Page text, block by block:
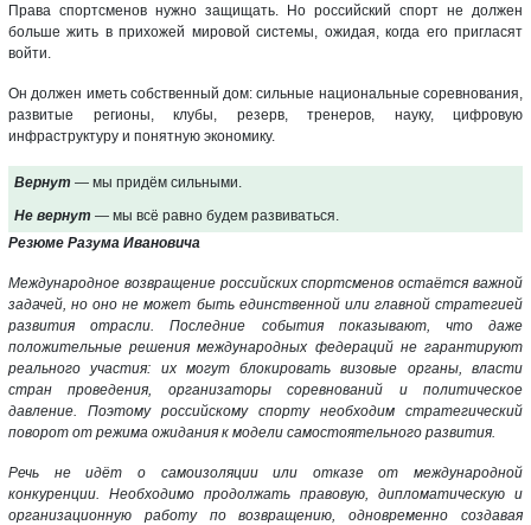
Права спортсменов нужно защищать. Но российский спорт не должен
больше жить в прихожей мировой системы, ожидая, когда его пригласят
войти.
Он должен иметь собственный дом: сильные национальные соревнования,
развитые регионы, клубы, резерв, тренеров, науку, цифровую
инфраструктуру и понятную экономику.
Вернут — мы придём сильными.
Не вернут — мы всё равно будем развиваться.
Резюме Разума Ивановича
Международное возвращение российских спортсменов остаётся важной
задачей, но оно не может быть единственной или главной стратегией
развития отрасли. Последние события показывают, что даже
положительные решения международных федераций не гарантируют
реального участия: их могут блокировать визовые органы, власти
стран проведения, организаторы соревнований и политическое
давление. Поэтому российскому спорту необходим стратегический
поворот от режима ожидания к модели самостоятельного развития.
Речь не идёт о самоизоляции или отказе от международной
конкуренции. Необходимо продолжать правовую, дипломатическую и
организационную работу по возвращению, одновременно создавая